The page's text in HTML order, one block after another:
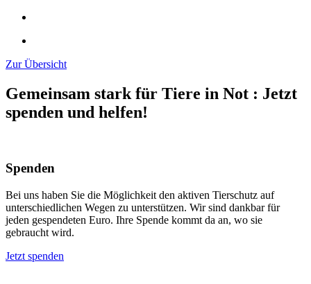
Zur Übersicht
Gemeinsam stark für Tiere in Not : Jetzt
spenden und helfen!
Spenden
Bei uns haben Sie die Möglichkeit den aktiven Tierschutz auf
unterschiedlichen Wegen zu unterstützen. Wir sind dankbar für
jeden gespendeten Euro. Ihre Spende kommt da an, wo sie
gebraucht wird.
Jetzt spenden